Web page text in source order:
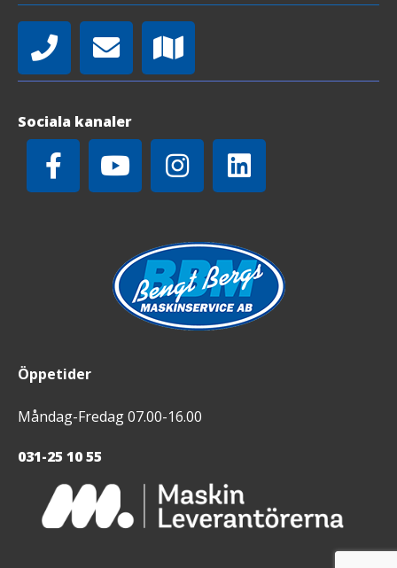
Sociala kanaler
Öppetider
Måndag-Fredag 07.00-16.00
031-25 10 55